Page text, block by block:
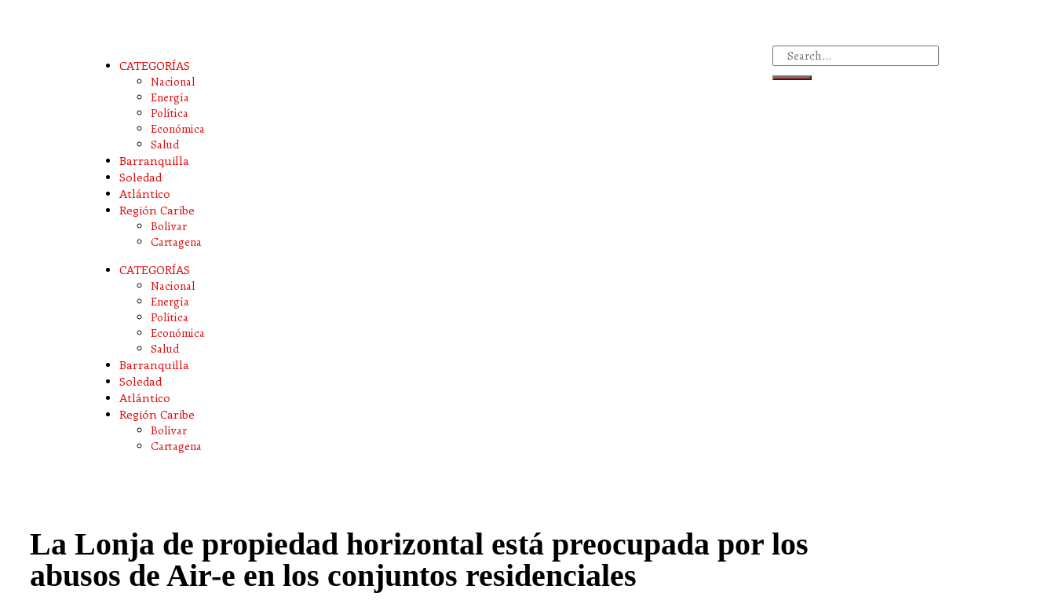
CATEGORÍAS
Nacional
Energía
Política
Económica
Salud
Barranquilla
Soledad
Atlántico
Región Caribe
Bolívar
Cartagena
CATEGORÍAS
Nacional
Energía
Política
Económica
Salud
Barranquilla
Soledad
Atlántico
Región Caribe
Bolívar
Cartagena
La Lonja de propiedad horizontal está preocupada por los
abusos de Air-e en los conjuntos residenciales